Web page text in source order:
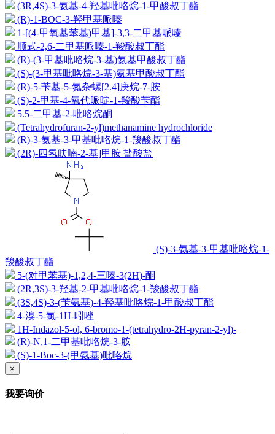
(3R,4S)-3-氨基-4-羟基吡咯烷-1-甲酸叔丁酯
(R)-1-BOC-3-羟甲基哌嗪
1-[(4-甲氧基苯基)甲基]-3,3-二甲基哌嗪
顺式-2,6-二甲基哌嗪-1-羧酸叔丁酯
(R)-(3-甲基吡咯烷-3-基)氨基甲酸叔丁酯
(S)-(3-甲基吡咯烷-3-基)氨基甲酸叔丁酯
(R)-5-苄基-5-氮杂螺[2.4]庚烷-7-胺
(S)-2-甲基-4-氧代哌啶-1-羧酸苄酯
5.5-二甲基-2-吡咯烷酮
(Tetrahydrofuran-2-yl)methanamine hydrochloride
(R)-3-氨基-3-甲基吡咯烷-1-羧酸叔丁酯
(2R)-四氢呋喃-2-基]甲胺 盐酸盐
(S)-3-氨基-3-甲基吡咯烷-1-
羧酸叔丁酯
5-(对甲苯基)-1,2,4-三嗪-3(2H)-酮
(2R,3S)-3-羟基-2-甲基吡咯烷-1-羧酸叔丁酯
(3S,4S)-3-(苄氨基)-4-羟基吡咯烷-1-甲酸叔丁酯
4-溴-5-氯-1H-吲唑
1H-Indazol-5-ol, 6-bromo-1-(tetrahydro-2H-pyran-2-yl)-
(R)-N,1-二甲基吡咯烷-3-胺
(S)-1-Boc-3-(甲氨基)吡咯烷
×
我要询价